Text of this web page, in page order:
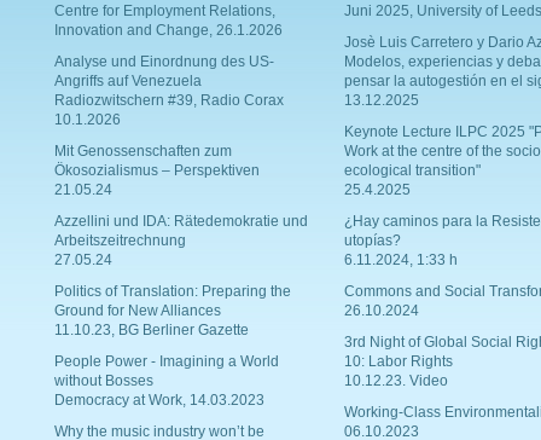
Centre for Employment Relations,
Innovation and Change, 26.1.2026
Analyse und Einordnung des US-
Angriffs auf Venezuela
Radiozwitschern #39, Radio Corax
10.1.2026
Mit Genossenschaften zum
Ökosozialismus – Perspektiven
21.05.24
Azzellini und IDA: Rätedemokratie und
Arbeitszeitrechnung
27.05.24
Politics of Translation: Preparing the
Ground for New Alliances
11.10.23, BG Berliner Gazette
People Power - Imagining a World
without Bosses
Democracy at Work, 14.03.2023
Why the music industry won’t be
Juni 2025, University of Leeds
Josè Luis Carretero y Dario
Modelos, experiencias y
pensar la autogestión en el
13.12.2025
Keynote Lecture ILPC 2025
Work at the centre of the
ecological transition"
25.4.2025
¿Hay caminos para la
utopías?
6.11.2024, 1:33 h
Commons and Social
26.10.2024
3rd Night of Global Social
10: Labor Rights
10.12.23. Video
Working-Class
06.10.2023